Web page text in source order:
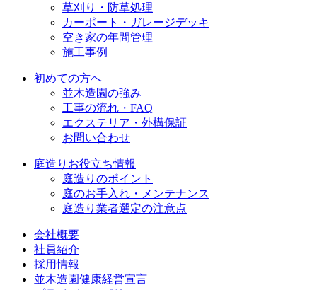
草刈り・防草処理
カーポート・ガレージデッキ
空き家の年間管理
施工事例
初めての方へ
並木造園の強み
工事の流れ・FAQ
エクステリア・外構保証
お問い合わせ
庭造りお役立ち情報
庭造りのポイント
庭のお手入れ・メンテナンス
庭造り業者選定の注意点
会社概要
社員紹介
採用情報
並木造園健康経営宣言